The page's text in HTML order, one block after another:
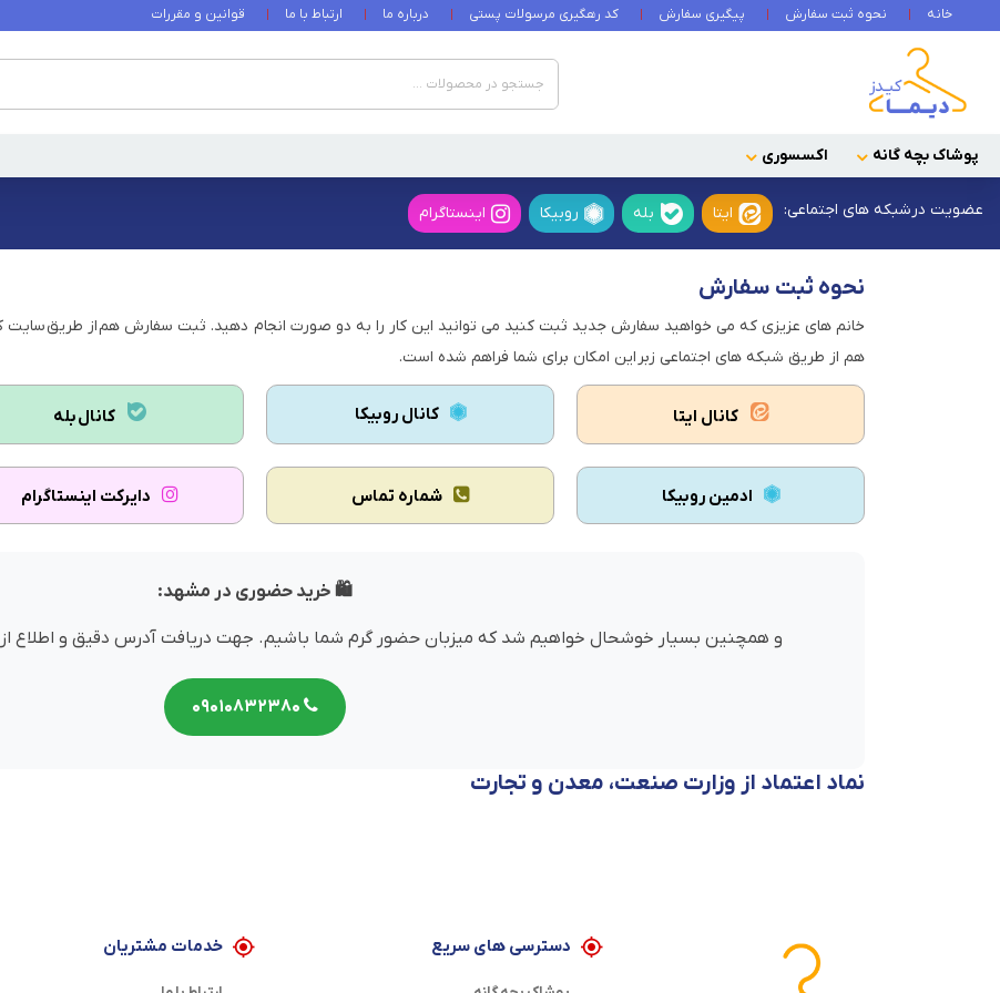
خانه نحوه ثبت سفارش پیگیری سفارش کد رهگیری مرسولات پستی درباره ما ارتباط با ما قوانین و مقررات
پوشاک بچه گانه اکسسوری
عضویت درشبکه های اجتماعی: ایتا بله روبیکا اینستاگرام
نحوه ثبت سفارش
خانم های عزیزی که می خواهید سفارش جدید ثبت کنید می توانید این کار را به دو صورت انجام دهید. ثبت سفارش هم از طریق
هم از طریق شبکه های اجتماعی زبر این امکان برای شما فراهم شده است.
کانال ایتا کانال روبیکا کانال بله
ادمین روبیکا شماره تماس دایرکت اینستاگرام
🛍️ خرید حضوری در مشهد:
و همچنین بسیار خوشحال خواهیم شد که میزبان حضور گرم شما باشیم. جهت دریافت آدرس دقیق و اطلاع از
نماد اعتماد از وزارت صنعت، معدن و تجارت
دسترسی های سریع خدمات مشتریان